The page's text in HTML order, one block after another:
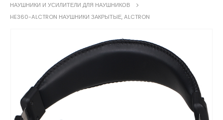
НАУШНИКИ И УСИЛИТЕЛИ ДЛЯ НАУШНИКОВ
HE360-ALCTRON НАУШНИКИ ЗАКРЫТЫЕ, ALCTRON